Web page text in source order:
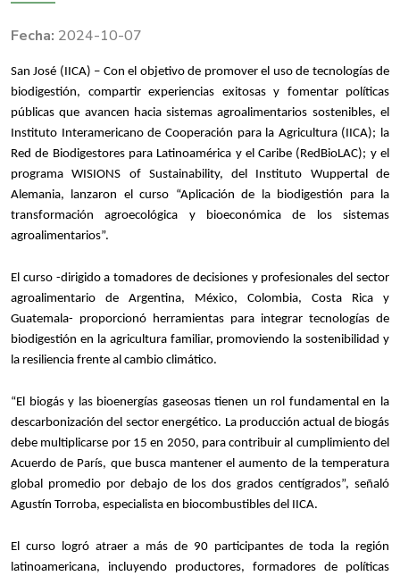
2024-10-07
San José (IICA) – Con el objetivo de promover el uso de tecnologías de
biodigestión, compartir experiencias exitosas y fomentar políticas
públicas que avancen hacia sistemas agroalimentarios sostenibles, el
Instituto Interamericano de Cooperación para la Agricultura (IICA); la
Red de Biodigestores para Latinoamérica y el Caribe (RedBioLAC); y el
programa WISIONS of Sustainability, del Instituto Wuppertal de
Alemania, lanzaron el curso “Aplicación de la biodigestión para la
transformación agroecológica y bioeconómica de los sistemas
agroalimentarios”.
El curso -dirigido a tomadores de decisiones y profesionales del sector
agroalimentario de Argentina, México, Colombia, Costa Rica y
Guatemala- proporcionó herramientas para integrar tecnologías de
biodigestión en la agricultura familiar, promoviendo la sostenibilidad y
la resiliencia frente al cambio climático.
“El biogás y las bioenergías gaseosas tienen un rol fundamental en la
descarbonización del sector energético. La producción actual de biogás
debe multiplicarse por 15 en 2050, para contribuir al cumplimiento del
Acuerdo de París, que busca mantener el aumento de la temperatura
global promedio por debajo de los dos grados centígrados”, señaló
Agustín Torroba, especialista en biocombustibles del IICA.
El curso logró atraer a más de 90 participantes de toda la región
latinoamericana, incluyendo productores, formadores de políticas